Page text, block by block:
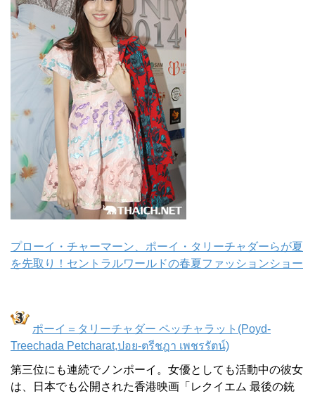
プローイ・チャーマーン、ポーイ・タリーチャダーらが夏
を先取り！セントラルワールドの春夏ファッションショー
ポーイ＝タリーチャダー ペッチャラット(Poyd-
Treechada Petcharat,ปอย-ตรีชฎา เพชรรัตน์)
第三位にも連続でノンポーイ。女優としても活動中の彼女
は、日本でも公開された香港映画「レクイエム 最後の銃